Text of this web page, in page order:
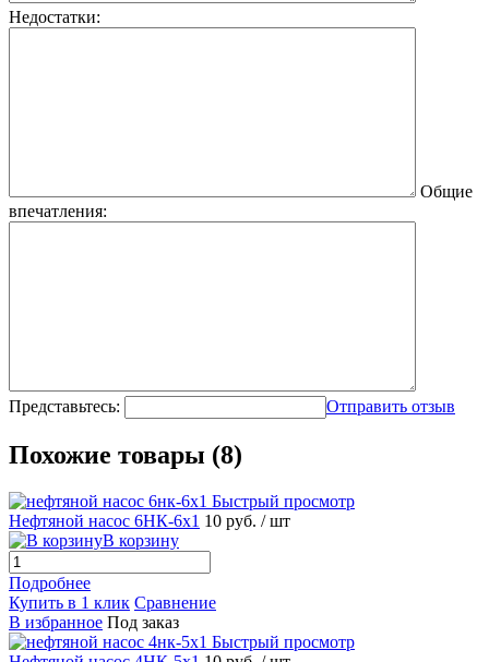
Недостатки:
Общие
впечатления:
Представьтесь: Отправить отзыв
Похожие товары (8)
Быстрый просмотр
Нефтяной насос 6НК-6х1 10 руб. / шт
В корзину
Подробнее
Купить в 1 клик Сравнение
В избранное Под заказ
Быстрый просмотр